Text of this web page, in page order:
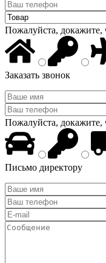
Пожалуйста, докажите,
Заказать звонок
Пожалуйста, докажите,
Письмо директору